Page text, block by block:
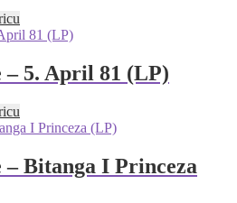
– 5. April 81 (LP)
Bitanga I Princeza